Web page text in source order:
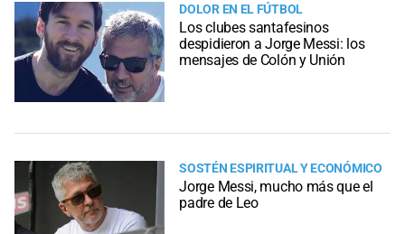
DOLOR EN EL FÚTBOL
Los clubes santafesinos
despidieron a Jorge Messi: los
mensajes de Colón y Unión
SOSTÉN ESPIRITUAL Y ECONÓMICO
Jorge Messi, mucho más que el
padre de Leo